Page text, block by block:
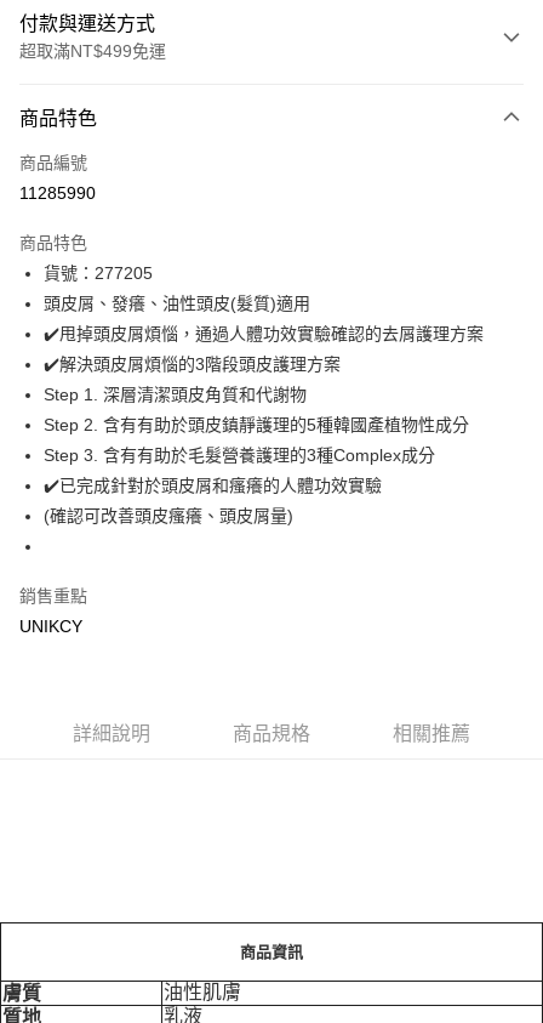
付款與運送方式
超取滿NT$499免運
icash Pay
信用卡一次付款
LINE Pay
Apple Pay
街口支付
悠遊付
Google Pay
運送方式
7-11取貨付款［需3-5個工作天不含預購商品］
付款後7-11取貨［需3-5個工作天不含預購商品］
每筆NT$100，滿NT$799(含以上)免運費
商品特色
商品編號
11285990
商品特色
貨號：277205
頭皮屑、發癢、油性頭皮(髮質)適用
✔️甩掉頭皮屑煩惱，通過人體功效實驗確認的去屑護理方案
✔️解決頭皮屑煩惱的3階段頭皮護理方案
Step 1. 深層清潔頭皮角質和代謝物
Step 2. 含有有助於頭皮鎮靜護理的5種韓國產植物性成分
Step 3. 含有有助於毛髮營養護理的3種Complex成分
✔️已完成針對於頭皮屑和瘙癢的人體功效實驗
(確認可改善頭皮瘙癢、頭皮屑量)
銷售重點
UNIKCY
詳細說明 商品規格 相關推薦
商品資訊
膚質
油性肌膚
質地
乳液